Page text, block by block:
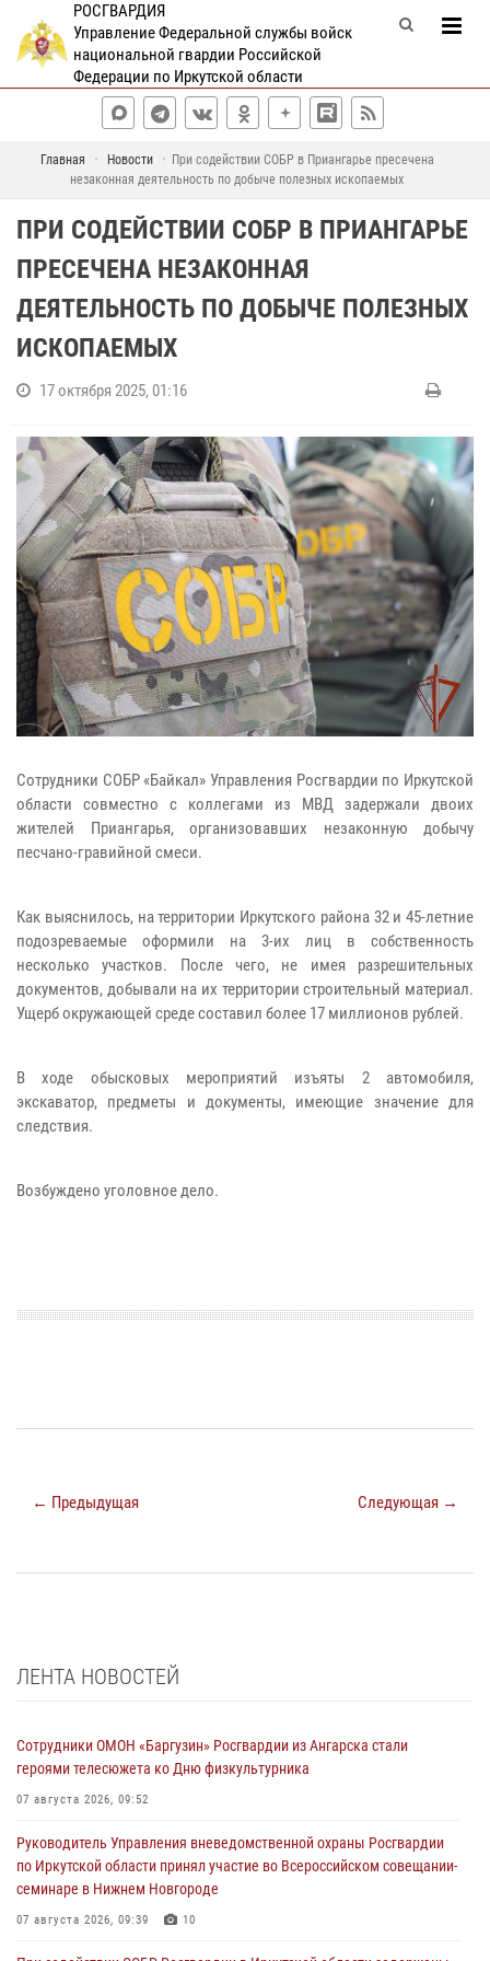
РОСГВАРДИЯ
Управление Федеральной службы войск
национальной гвардии Российской
Федерации по Иркутской области
Главная Новости
При содействии СОБР в Приангарье пресечена
незаконная деятельность по добыче полезных ископаемых
ПРИ СОДЕЙСТВИИ СОБР В ПРИАНГАРЬЕ
ПРЕСЕЧЕНА НЕЗАКОННАЯ
ДЕЯТЕЛЬНОСТЬ ПО ДОБЫЧЕ ПОЛЕЗНЫХ
ИСКОПАЕМЫХ
17 октября 2025, 01:16
Сотрудники СОБР «Байкал» Управления Росгвардии по Иркутской
области совместно с коллегами из МВД задержали двоих
жителей Приангарья, организовавших незаконную добычу
песчано-гравийной смеси.
Как выяснилось, на территории Иркутского района 32 и 45-летние
подозреваемые оформили на 3-их лиц в собственность
несколько участков. После чего, не имея разрешительных
документов, добывали на их территории строительный материал.
Ущерб окружающей среде составил более 17 миллионов рублей.
В ходе обысковых мероприятий изъяты 2 автомобиля,
экскаватор, предметы и документы, имеющие значение для
следствия.
Возбуждено уголовное дело.
← Предыдущая Следующая →
ЛЕНТА НОВОСТЕЙ
Сотрудники ОМОН «Баргузин» Росгвардии из Ангарска стали
героями телесюжета ко Дню физкультурника
07 августа 2026, 09:52
Руководитель Управления вневедомственной охраны Росгвардии
по Иркутской области принял участие во Всероссийском совещании-
семинаре в Нижнем Новгороде
07 августа 2026, 09:39 10